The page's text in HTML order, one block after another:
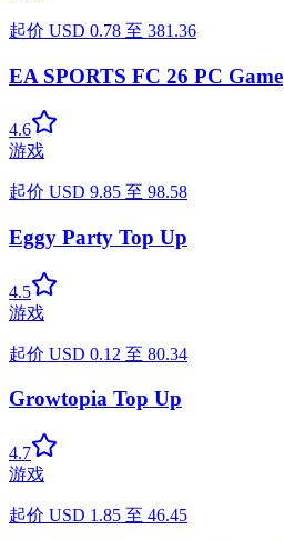
起价 USD 0.78 至 381.36
EA SPORTS FC 26 PC Game
4.6
游戏
起价 USD 9.85 至 98.58
Eggy Party Top Up
4.5
游戏
起价 USD 0.12 至 80.34
Growtopia Top Up
4.7
游戏
起价 USD 1.85 至 46.45